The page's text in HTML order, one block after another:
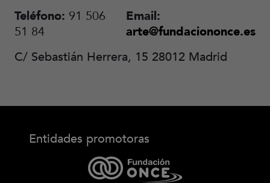
Teléfono: 91 506
51 84
Email:
arte@fundaciononce.es
C/ Sebastián Herrera, 15 28012 Madrid
Entidades promotoras